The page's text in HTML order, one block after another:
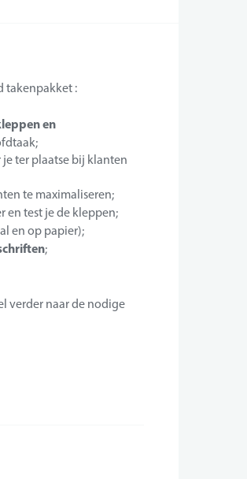
takenpakket :
en
je ter plaatse bij klanten
te maximaliseren;
en test je de kleppen;
en op papier);
;
verder naar de nodige